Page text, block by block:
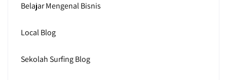
Belajar Mengenal Bisnis
Local Blog
Sekolah Surfing Blog